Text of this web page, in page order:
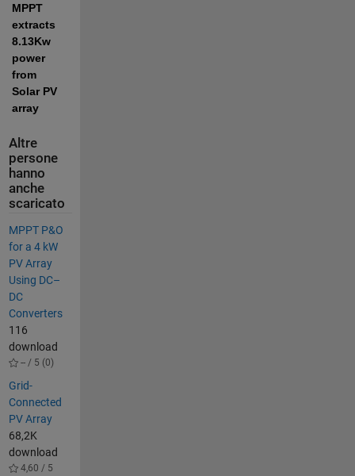
MPPT
extracts
8.13Kw
power
from
Solar PV
array
Altre
persone
hanno
anche
scaricato
MPPT P&O
for a 4 kW
PV Array
Using DC–
DC
Converters
116
download
-- / 5 (0)
Grid-
Connected
PV Array
68,2K
download
4,60 / 5